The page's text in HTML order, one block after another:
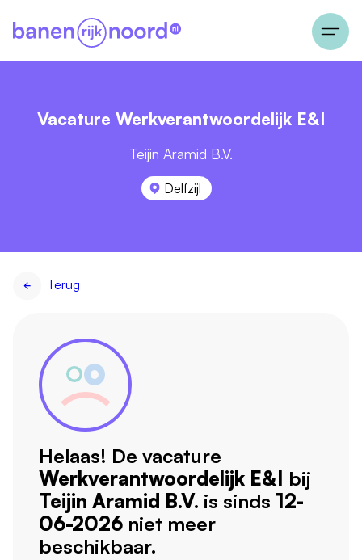
Vacature Werkverantwoordelijk E&I
Teijin Aramid B.V.
Delfzijl
Terug
Helaas! De vacature
Werkverantwoordelijk E&I bij
Teijin Aramid B.V. is sinds 12-
06-2026 niet meer
beschikbaar.